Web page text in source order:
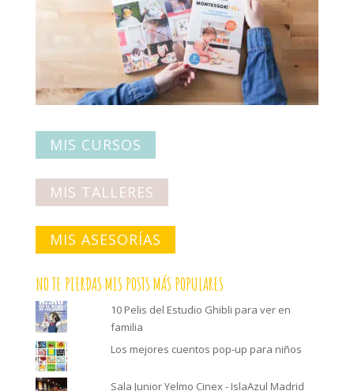
MIS CURSOS
MIS TALLERES
MIS ASESORÍAS
NO TE PIERDAS MIS POSTS MÁS POPULARES
10 Pelis del Estudio Ghibli para ver en
familia
Los mejores cuentos pop-up para niños
Sala Junior Yelmo Cinex - IslaAzul Madrid